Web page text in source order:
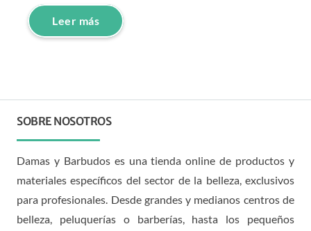
Leer más
SOBRE NOSOTROS
Damas y Barbudos es una tienda online de productos y
materiales específicos del sector de la belleza, exclusivos
para profesionales. Desde grandes y medianos centros de
belleza, peluquerías o barberías, hasta los pequeños